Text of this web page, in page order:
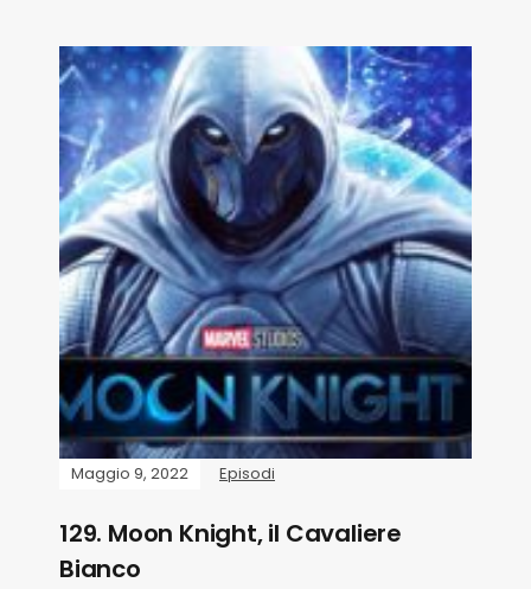
Maggio 9, 2022 Episodi
129. Moon Knight, il Cavaliere
Bianco